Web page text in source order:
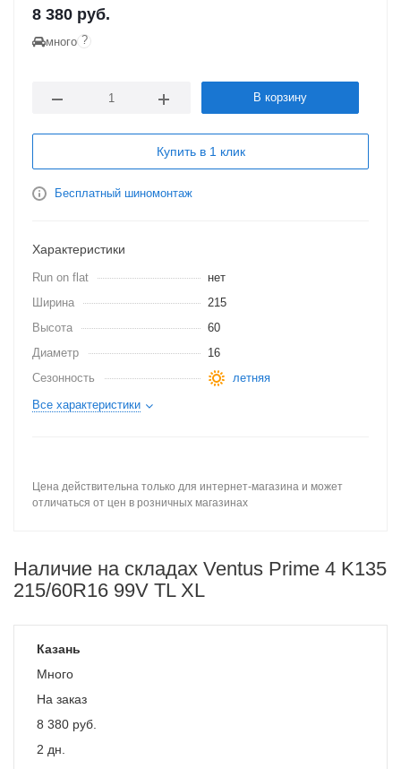
8 380 руб.
много ?
В корзину
Купить в 1 клик
Бесплатный шиномонтаж
Характеристики
Run on flat
нет
Ширина
215
Высота
60
Диаметр
16
Сезонность
летняя
Все характеристики
Цена действительна только для интернет-магазина и может
отличаться от цен в розничных магазинах
Наличие на складах Ventus Prime 4 K135
215/60R16 99V TL XL
Казань
Много
На заказ
8 380 руб.
2 дн.